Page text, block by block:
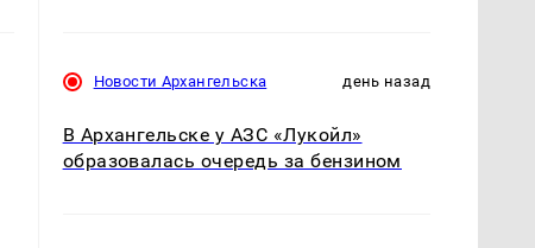
Новости Архангельска день назад
В Архангельске у АЗС «Лукойл»
образовалась очередь за бензином